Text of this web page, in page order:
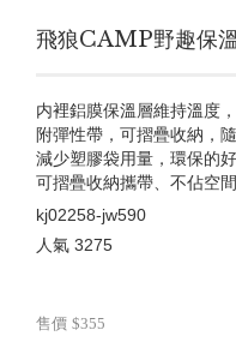
飛狼CAMP野趣保
内裡鋁膜保溫層維持溫度
附彈性帶，可摺疊收納，隨
減少塑膠袋用量，環保的好
可摺疊收納攜帶、不佔空
kj02258-jw590
人氣 3275
售價 $355